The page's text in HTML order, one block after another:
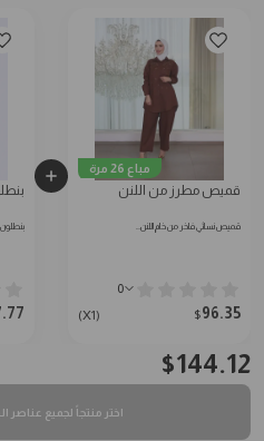
مباع 26 مرة
قميص مطرز من اللنن
قميص نسائي فاخر من خام اللنن…
0
96.35
$
(X1)
بنطلون
144.12
$
اختر منتجاً لجميع عناصر